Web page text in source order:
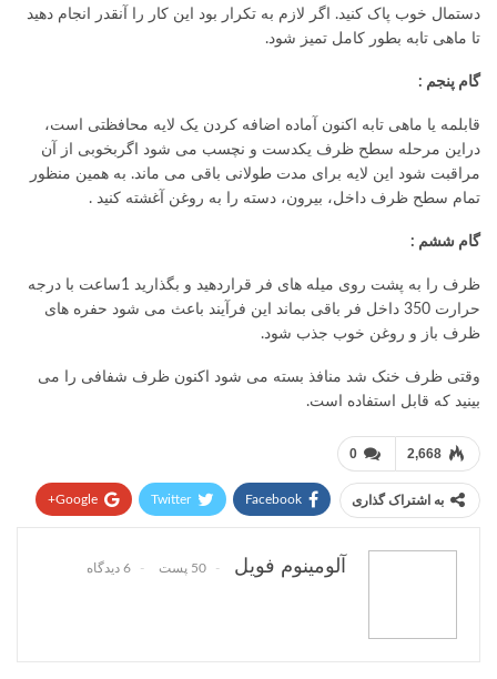
دستمال خوب پاک کنید. اگر لازم به تکرار بود این کار را آنقدر انجام دهید
تا ماهی تابه بطور کامل تمیز شود.
گام پنجم :
قابلمه یا ماهی تابه اکنون آماده اضافه کردن یک لایه محافظتی است،
دراین مرحله سطح ظرف یکدست و نچسب می شود اگربخوبی از آن
مراقبت شود این لایه برای مدت طولانی باقی می ماند. به همین منظور
تمام سطح ظرف داخل، بیرون، دسته را به روغن آغشته کنید .
گام ششم :
ظرف را به پشت روی میله های فر قراردهید و بگذارید 1ساعت با درجه
حرارت 350 داخل فر باقی بماند این فرآیند باعث می شود حفره های
ظرف باز و روغن خوب جذب شود.
وقتی ظرف خنک شد منافذ بسته می شود اکنون ظرف شفافی را می
بینید که قابل استفاده است.
0 2,668
به اشتراک گذاری Facebook
Twitter
Google+
آلومینوم فویل 50 پست 6 دیدگاه